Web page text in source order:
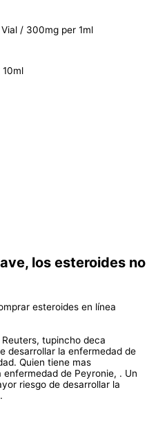
/ 300mg per 1ml
los esteroides no
esteroides en línea
tupincho deca
desarrollar la enfermedad de
Quien tiene mas
de Peyronie, . Un
riesgo de desarrollar la